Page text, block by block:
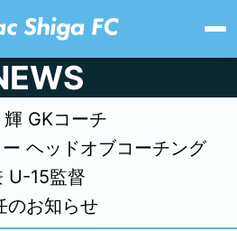
GKコーチ
ヘッドオブコーチング
U-15監督
のお知らせ